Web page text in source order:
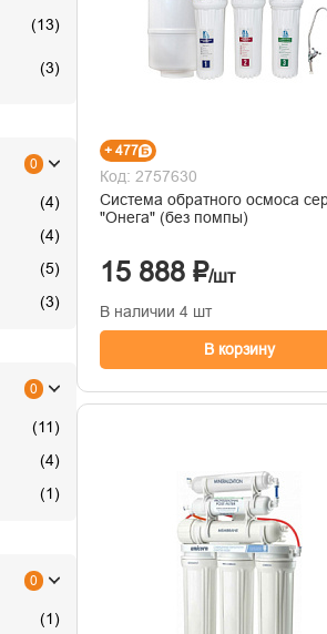
(13)
(3)
0
(4)
(4)
(5)
(3)
0
(11)
(4)
(1)
0
(1)
+ 477
Код: 2757630
Система обратного осмоса
"Онега" (без помпы)
15 888 ₽/шт
В наличии 4 шт
В корзину